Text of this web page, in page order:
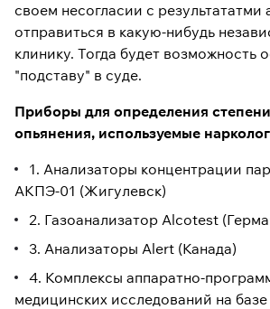
своем несогласии с результататми
отправиться в какую-нибудь
клинику. Тогда будет возможность
"подставу" в суде.
Приборы для определения
опьянения, используемые
1. Анализаторы концентрации
АКПЭ-01 (Жигулевск)
2. Газоанализатор Alcotest
3. Анализаторы Alert (Канада)
4. Комплексы аппаратно-
медицинских исследований на